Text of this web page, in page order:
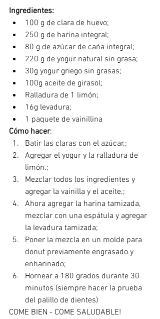
Ingredientes:
100 g de clara de huevo;
250 g de harina integral;
80 g de azúcar de caña integral;
220 g de yogur natural sin grasa;
30g yogur griego sin grasas;
100g aceite de girasol;
Ralladura de 1 limón;
16g levadura;
1 paquete de vainillina
Cómo hacer:
Batir las claras con el azúcar.;
Agregar el yogur y la ralladura de
limón.;
Mezclar todos los ingredientes y
agregar la vainilla y el aceite.;
Ahora agregar la harina tamizada,
mezclar con una espátula y agregar
la levadura tamizada;
Poner la mezcla en un molde para
donut previamente engrasado y
enharinado;
Hornear a 180 grados durante 30
minutos (siempre hacer la prueba
del palillo de dientes)
COME BIEN - COME SALUDABLE!